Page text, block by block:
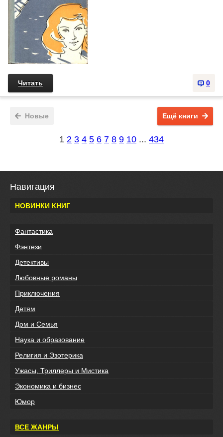
0
Читать
Новые Ещё книги
1 2 3 4 5 6 7 8 9 10 ... 434
Навигация
НОВИНКИ КНИГ
Фантастика
Фэнтези
Детективы
Любовные романы
Приключения
Детям
Дом и Семья
Наука и образование
Религия и Эзотерика
Ужасы, Триллеры и Мистика
Экономика и бизнес
Юмор
ВСЕ ЖАНРЫ